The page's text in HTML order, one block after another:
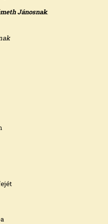
Jánosnak.